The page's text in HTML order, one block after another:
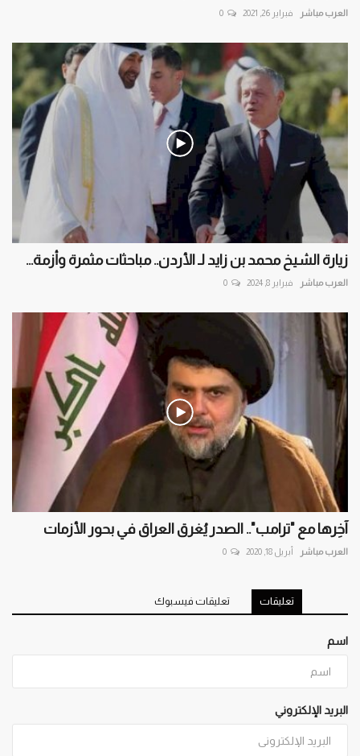
العرب مباشر فبراير 26, 2021 0
زيارة الشيخ محمد بن زايد لـ الأردن.. مباحثات مثمرة وأزمة...
العرب مباشر فبراير 8, 2024 0
آخِرها مع "ترامب".. الصدر يُغرق العراق في بحور الأزمات
العرب مباشر أبريل 18, 2020 0
تعليقات تعليقات فيسبوك
اسم
البريد الإلكتروني